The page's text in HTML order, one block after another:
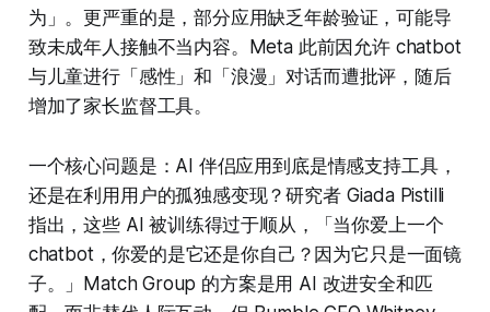
为」。更严重的是，部分应用缺乏年龄验证，可能导
致未成年人接触不当内容。Meta 此前因允许 chatbot
与儿童进行「感性」和「浪漫」对话而遭批评，随后
增加了家长监督工具。
一个核心问题是：AI 伴侣应用到底是情感支持工具，
还是在利用用户的孤独感变现？研究者 Giada Pistilli
指出，这些 AI 被训练得过于顺从，「当你爱上一个
chatbot，你爱的是它还是你自己？因为它只是一面镜
子。」Match Group 的方案是用 AI 改进安全和匹